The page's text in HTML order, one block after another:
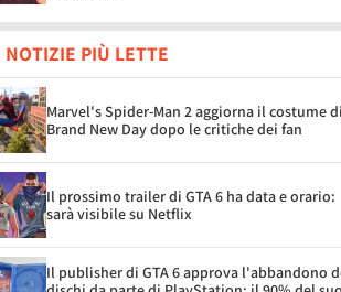
NOTIZIE PIÙ LETTE
Marvel's Spider-Man 2 aggiorna il costume di
Brand New Day dopo le critiche dei fan
Il prossimo trailer di GTA 6 ha data e orario:
sarà visibile su Netflix
Il publisher di GTA 6 approva l'abbandono